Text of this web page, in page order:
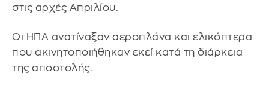
στις αρχές Απριλίου.
Οι ΗΠΑ ανατίναξαν αεροπλάνα και ελικόπτερα
που ακινητοποιήθηκαν εκεί κατά τη διάρκεια
της αποστολής.